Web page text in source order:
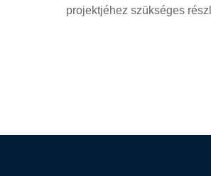
projektjéhez szükséges